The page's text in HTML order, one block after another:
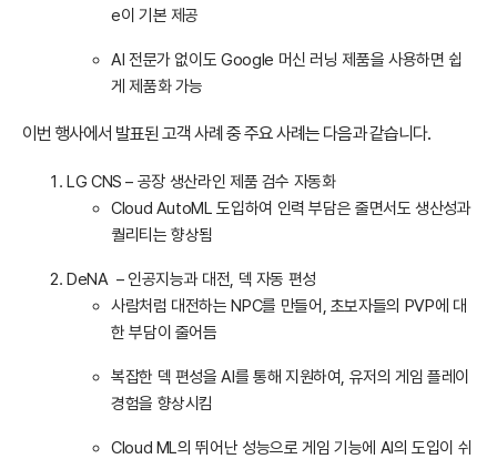
e이 기본 제공
AI 전문가 없이도 Google 머신 러닝 제품을 사용하면 쉽
게 제품화 가능
이번 행사에서 발표된 고객 사례 중 주요 사례는 다음과 같습니다.
LG CNS – 공장 생산라인 제품 검수 자동화
Cloud AutoML 도입하여 인력 부담은 줄면서도 생산성과
퀄리티는 향상됨
DeNA – 인공지능과 대전, 덱 자동 편성
사람처럼 대전하는 NPC를 만들어, 초보자들의 PVP에 대
한 부담이 줄어듬
복잡한 덱 편성을 AI를 통해 지원하여, 유저의 게임 플레이
경험을 향상시킴
Cloud ML의 뛰어난 성능으로 게임 기능에 AI의 도입이 쉬